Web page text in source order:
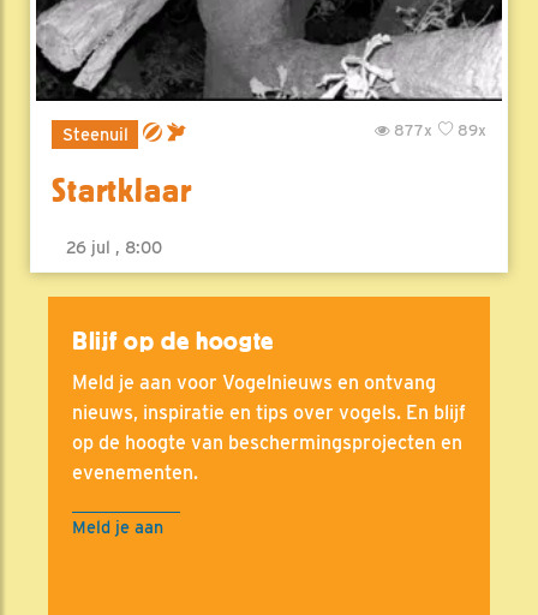
Steenuil 89x
877x
Startklaar
26 jul , 8:00
Blijf op de hoogte
Meld je aan voor Vogelnieuws en ontvang
nieuws, inspiratie en tips over vogels. En blijf
op de hoogte van beschermingsprojecten en
evenementen.
Meld je aan